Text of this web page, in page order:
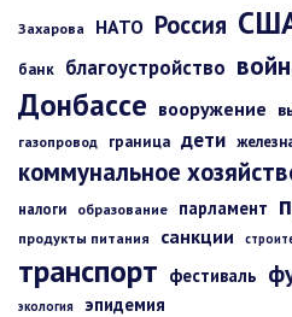
Захарова НАТО Россия
банк благоустройство
Донбассе вооружение
газопровод граница дети
коммунальное
налоги образование парламент
продукты питания санкции
транспорт фестиваль
экология эпидемия